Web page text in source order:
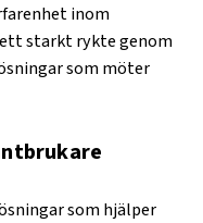
inom
starkt rykte genom
som möter
som hjälper